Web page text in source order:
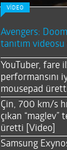
VİDEO
Avengers:
tanıtım videosu
YouTuber, fare
performansını
mousepad
Çin, 700 km/s
çıkan “maglev”
üretti [Video]
Samsung